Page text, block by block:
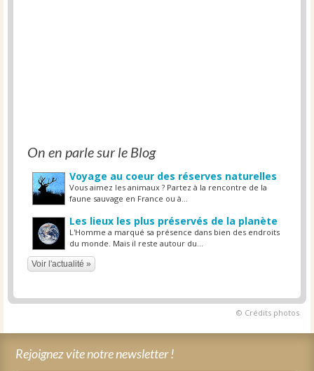
On en parle sur le Blog
Voyage au coeur des réserves naturelles
Vous aimez les animaux ? Partez à la rencontre de la
faune sauvage en France ou à...
Les lieux les plus préservés de la planète
L'Homme a marqué sa présence dans bien des endroits
du monde. Mais il reste autour du...
Voir l'actualité »
© Crédits photos
Rejoignez vite notre newsletter !